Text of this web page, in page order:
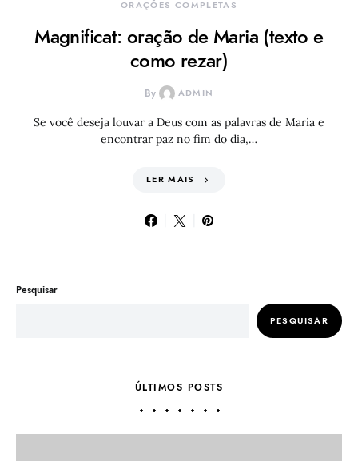
ORAÇÕES COMPLETAS
Magnificat: oração de Maria (texto e
como rezar)
By ADMIN
Se você deseja louvar a Deus com as palavras de Maria e
encontrar paz no fim do dia,…
LER MAIS
Pesquisar
PESQUISAR
ÚLTIMOS POSTS